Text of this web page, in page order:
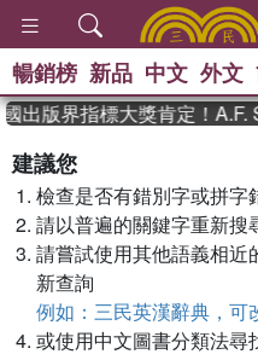
史
獎
登
暢銷榜 新品 中文 外文
出版界指標大獎肯定！A.F.
建議您
檢查是否有錯別字或拼字
請以普遍的關鍵字重新搜
請嘗試使用其他語義相近
新查詢
例如：三民英漢辭典，可
或使用中文圖書分類法尋